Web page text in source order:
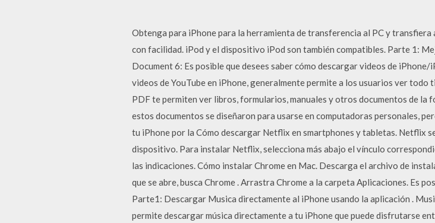
Obtenga para iPhone para la herramienta de transferencia al PC y
con facilidad. iPod y el dispositivo iPod son también compatibles. Parte 1:
Document 6: Es posible que desees saber cómo descargar videos de
videos de YouTube en iPhone, generalmente permite a los usuarios ver
PDF te permiten ver libros, formularios, manuales y otros documentos de la
estos documentos se diseñaron para usarse en computadoras personales,
tu iPhone por la Cómo descargar Netflix en smartphones y tabletas. Netflix
dispositivo. Para instalar Netflix, selecciona más abajo el vínculo
las indicaciones. Cómo instalar Chrome en Mac. Descarga el archivo de
que se abre, busca Chrome . Arrastra Chrome a la carpeta Aplicaciones. Es
Parte1: Descargar Musica directamente al iPhone usando la aplicación .
permite descargar música directamente a tu iPhone que puede disfrutarse